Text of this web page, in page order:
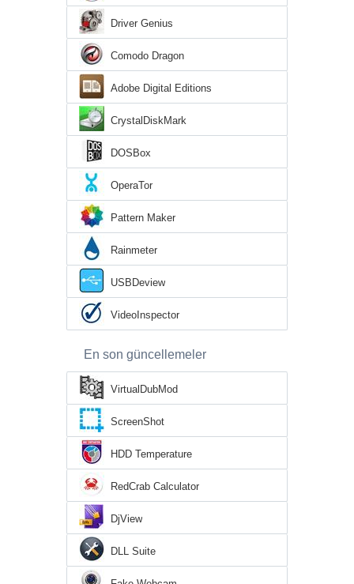
Driver Genius
Comodo Dragon
Adobe Digital Editions
CrystalDiskMark
DOSBox
OperaTor
Pattern Maker
Rainmeter
USBDeview
VideoInspector
En son güncellemeler
VirtualDubMod
ScreenShot
HDD Temperature
RedCrab Calculator
DjView
DLL Suite